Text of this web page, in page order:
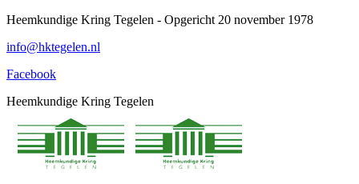
Spring
content
Heemkundige Kring Tegelen - Opgericht 20 november 1978
info@hktegelen.nl
Facebook
Heemkundige Kring Tegelen